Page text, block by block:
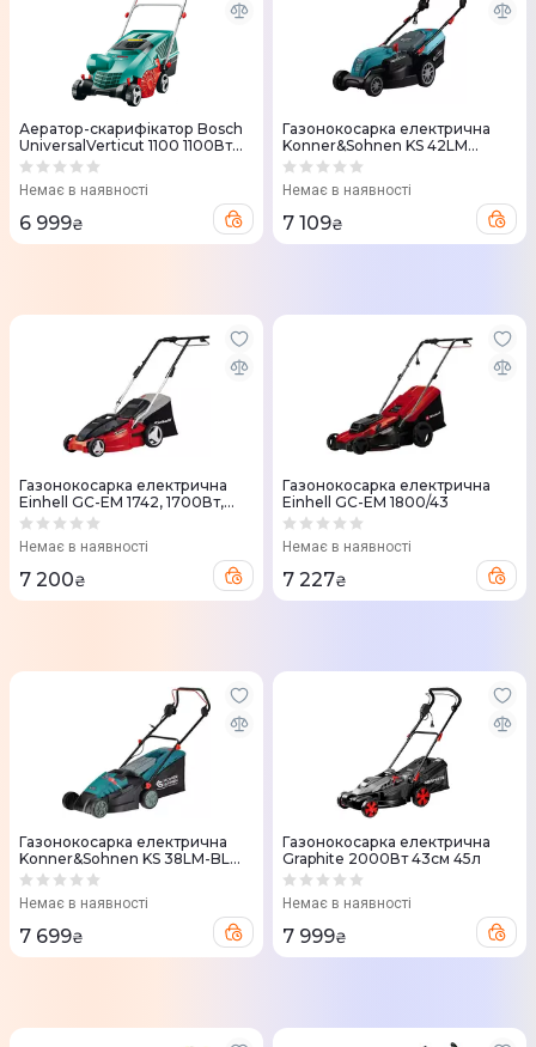
Аератор-скарифікатор Bosch
UniversalVerticut 1100 1100Вт
32см
Немає в наявності
6 999₴
Газонокосарка електрична
Konner&Sohnen KS 42LM
1800Вт 42см
Немає в наявності
7 109₴
Газонокосарка електрична
Einhell GC-EM 1742, 1700Вт,
42см (3400160)
Немає в наявності
7 200₴
Газонокосарка електрична
Einhell GC-EM 1800/43
Немає в наявності
7 227₴
Газонокосарка електрична
Konner&Sohnen KS 38LM-BL
1400Вт 38см
Немає в наявності
7 699₴
Газонокосарка електрична
Graphite 2000Вт 43см 45л
Немає в наявності
7 999₴